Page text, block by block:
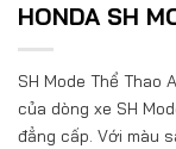
HONDA SH
SH Mode Thể Thao
của dòng xe SH
đẳng cấp. Với màu